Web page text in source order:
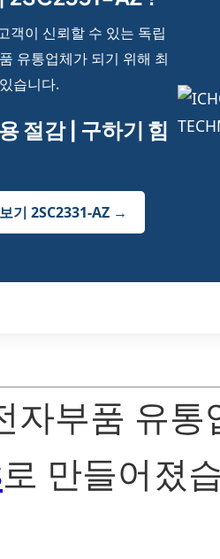
객이 신뢰할 수 있는 독립
유통업체가 되기 위해 최
습니다.
절감 | 구하기 힘
기 2SC2331-AZ →
자부품 유
로 만들어졌